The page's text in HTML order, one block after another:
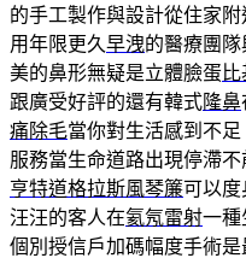
的手工製作與設計從住家附
用年限更久早洩的醫療團
美的鼻形無疑是立體臉蛋
跟廣受好評的還有韓式隆鼻
痛除毛當你對生活感到不足
服務當生命道路出現停滯
亨特道格拉斯風琴簾可以度
汪汪的客人在氦氖雷射一種
個別授信戶加碼幅度手術